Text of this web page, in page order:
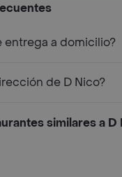
entrega a domicilio?
de D Nico?
similares a D